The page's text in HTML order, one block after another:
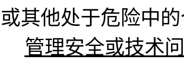
其他处于危险中
管理安全或技术